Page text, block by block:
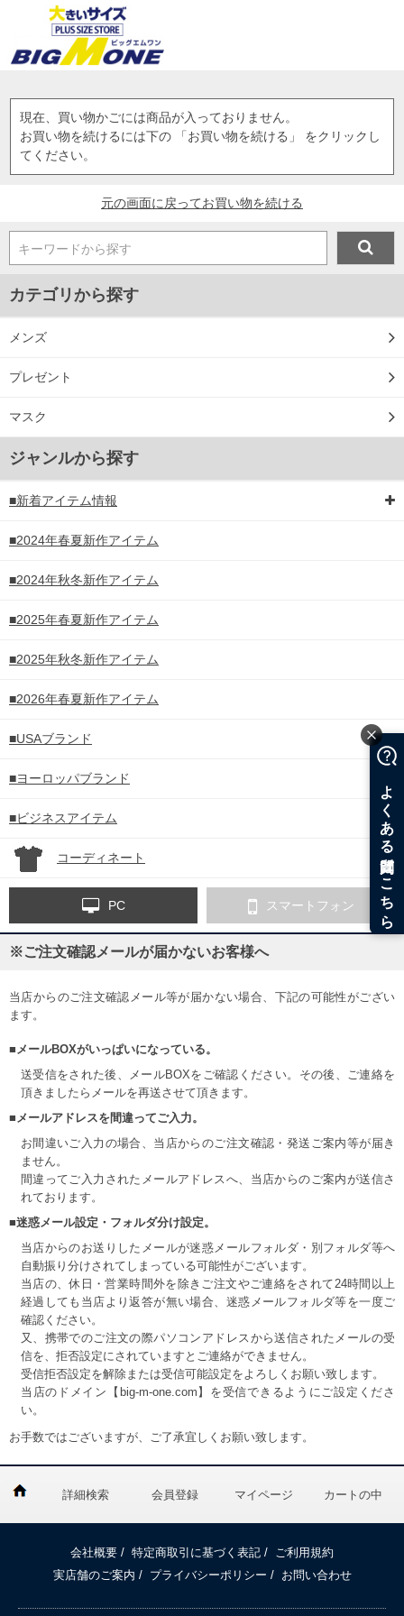
現在、買い物かごには商品が入っておりません。
お買い物を続けるには下の 「お買い物を続ける」 をクリックし
てください。
元の画面に戻ってお買い物を続ける
キーワードから探す
カテゴリから探す
メンズ
プレゼント
マスク
ジャンルから探す
■新着アイテム情報
■2024年春夏新作アイテム
■2024年秋冬新作アイテム
■2025年春夏新作アイテム
■2025年秋冬新作アイテム
■2026年春夏新作アイテム
■USAブランド
■ヨーロッパブランド
■ビジネスアイテム
コーディネート
PC スマートフォン
※ご注文確認メールが届かないお客様へ
当店からのご注文確認メール等が届かない場合、下記の可能性がござい
ます。
■メールBOXがいっぱいになっている。
送受信をされた後、メールBOXをご確認ください。その後、ご連絡を
頂きましたらメールを再送させて頂きます。
■メールアドレスを間違ってご入力。
お間違いご入力の場合、当店からのご注文確認・発送ご案内等が届き
ません。
間違ってご入力されたメールアドレスへ、当店からのご案内が送信さ
れております。
■迷惑メール設定・フォルダ分け設定。
当店からのお送りしたメールが迷惑メールフォルダ・別フォルダ等へ
自動振り分けされてしまっている可能性がございます。
当店の、休日・営業時間外を除きご注文やご連絡をされて24時間以上
経過しても当店より返答が無い場合、迷惑メールフォルダ等を一度ご
確認ください。
又、携帯でのご注文の際パソコンアドレスから送信されたメールの受
信を、拒否設定にされていますとご連絡ができません。
受信拒否設定を解除または受信可能設定をよろしくお願い致します。
当店のドメイン【big-m-one.com】を受信できるようにご設定くださ
い。
お手数ではございますが、ご了承宜しくお願い致します。
詳細検索 会員登録 マイページ カートの中
会社概要 / 特定商取引に基づく表記 /
ご利用規約
実店舗のご案内 / プライバシーポリシー / お問い合わせ